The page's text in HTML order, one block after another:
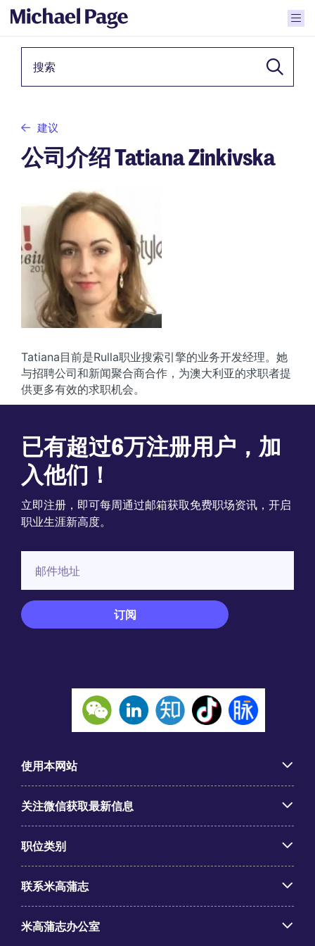
建议
公司介绍 Tatiana Zinkivska
Tatiana目前是Rulla职业搜索引擎的业务开发经理。她
与招聘公司和新闻聚合商合作，为澳大利亚的求职者提
供更多有效的求职机会。
已有超过6万注册用户，加
入他们！
立即注册，即可每周通过邮箱获取免费职场资讯，开启
职业生涯新高度。
使用本网站
关注微信获取最新信息
职位类别
联系米高蒲志
米高蒲志办公室